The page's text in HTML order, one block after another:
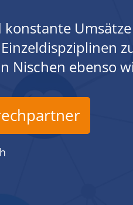
konstante
Nischen ebenso